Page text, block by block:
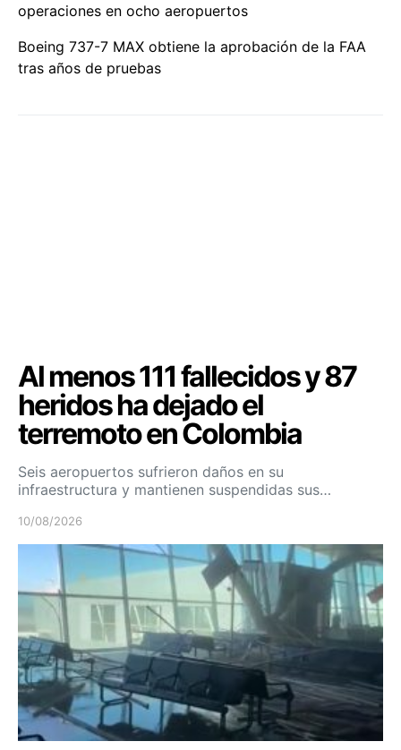
operaciones en ocho aeropuertos
Boeing 737-7 MAX obtiene la aprobación de la FAA
tras años de pruebas
Al menos 111 fallecidos y 87
heridos ha dejado el
terremoto en Colombia
Seis aeropuertos sufrieron daños en su
infraestructura y mantienen suspendidas sus…
10/08/2026